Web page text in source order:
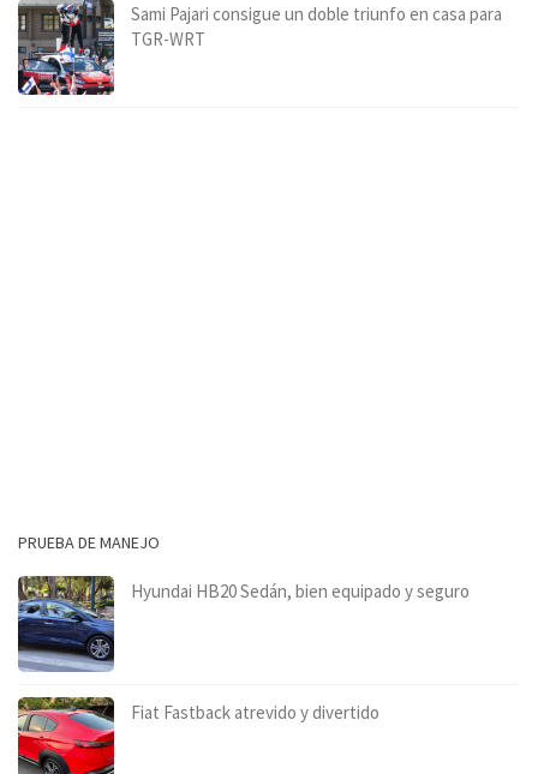
Sami Pajari consigue un doble triunfo en casa para
TGR-WRT
PRUEBA DE MANEJO
Hyundai HB20 Sedán, bien equipado y seguro
Fiat Fastback atrevido y divertido